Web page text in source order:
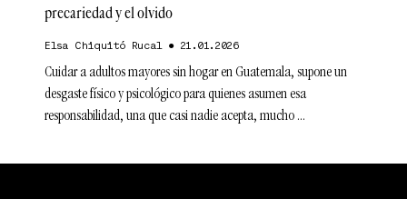
precariedad y el olvido
Elsa Chiquitó Rucal 21.01.2026
Cuidar a adultos mayores sin hogar en Guatemala, supone un
desgaste físico y psicológico para quienes asumen esa
responsabilidad, una que casi nadie acepta, mucho